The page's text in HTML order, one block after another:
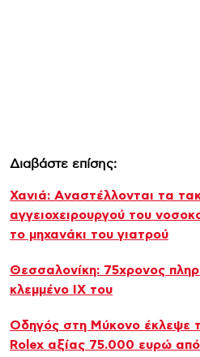
Διαβάστε επίσης:
Χανιά: Aναστέλλονται τα
αγγειοχειρουργού του
το μηχανάκι του γιατρού
Θεσσαλονίκη: 75χρονος
κλεμμένο ΙΧ του
Οδηγός στη Μύκονο έκλεψε
Rolex αξίας 75.000 ευρώ